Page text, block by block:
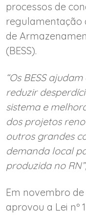
processos de
regulamentação
de
(BESS).
“Os BESS
reduzir
sistema e
dos projetos
outros grandes
demanda local
produzida no
Em novembro de
aprovou a Lei nº